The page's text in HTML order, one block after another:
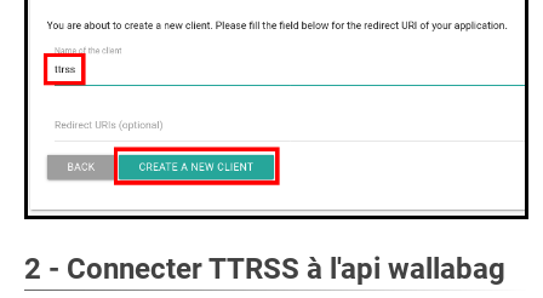
2 - Connecter TTRSS à l'api wallabag